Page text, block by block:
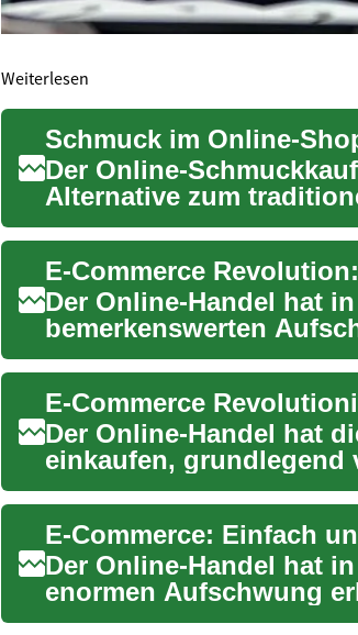
Weiterlesen
Der Online-
Alternative zum
Dieser m...
Der Online-Handel hat
bemerkenswerten
Art und Weise, ...
Der Online-Handel hat
einkaufen, grundlegend
Bereich der Hausha...
E-Commerce: Einfach
Der Online-Handel hat
enormen Aufschwung
eine bequeme Alte...